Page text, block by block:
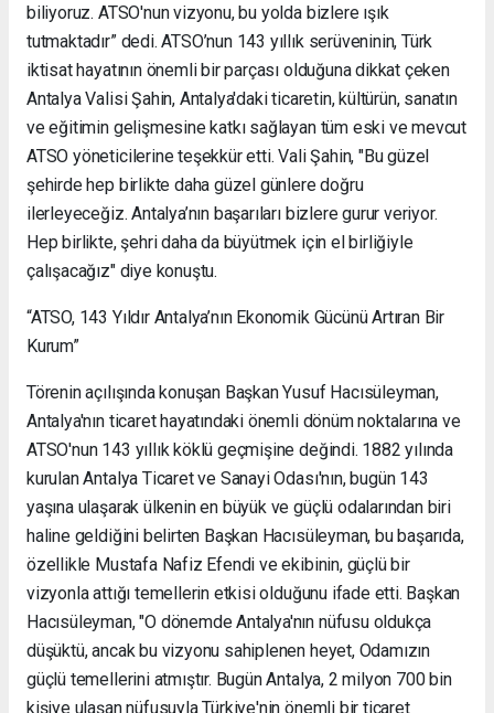
biliyoruz. ATSO'nun vizyonu, bu yolda bizlere ışık
tutmaktadır” dedi. ATSO’nun 143 yıllık serüveninin, Türk
iktisat hayatının önemli bir parçası olduğuna dikkat çeken
Antalya Valisi Şahin, Antalya'daki ticaretin, kültürün, sanatın
ve eğitimin gelişmesine katkı sağlayan tüm eski ve mevcut
ATSO yöneticilerine teşekkür etti. Vali Şahin, "Bu güzel
şehirde hep birlikte daha güzel günlere doğru
ilerleyeceğiz. Antalya’nın başarıları bizlere gurur veriyor.
Hep birlikte, şehri daha da büyütmek için el birliğiyle
çalışacağız" diye konuştu.
“ATSO, 143 Yıldır Antalya’nın Ekonomik Gücünü Artıran Bir
Kurum”
Törenin açılışında konuşan Başkan Yusuf Hacısüleyman,
Antalya'nın ticaret hayatındaki önemli dönüm noktalarına ve
ATSO'nun 143 yıllık köklü geçmişine değindi. 1882 yılında
kurulan Antalya Ticaret ve Sanayi Odası'nın, bugün 143
yaşına ulaşarak ülkenin en büyük ve güçlü odalarından biri
haline geldiğini belirten Başkan Hacısüleyman, bu başarıda,
özellikle Mustafa Nafiz Efendi ve ekibinin, güçlü bir
vizyonla attığı temellerin etkisi olduğunu ifade etti. Başkan
Hacısüleyman, "O dönemde Antalya'nın nüfusu oldukça
düşüktü, ancak bu vizyonu sahiplenen heyet, Odamızın
güçlü temellerini atmıştır. Bugün Antalya, 2 milyon 700 bin
kişiye ulaşan nüfusuyla Türkiye'nin önemli bir ticaret